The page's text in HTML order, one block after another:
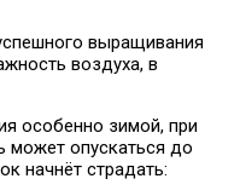
выращивания
воздуха, в
особенно зимой, при
может опускаться до
начнёт страдать: